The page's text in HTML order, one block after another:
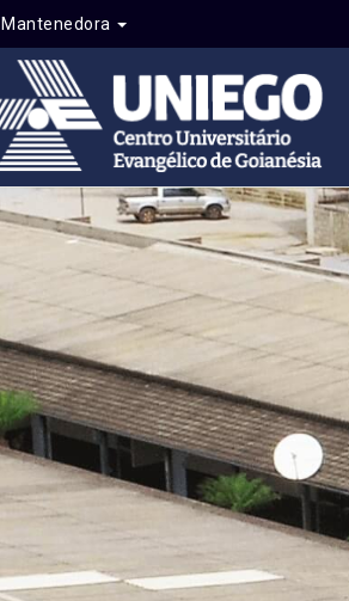
Mantenedora